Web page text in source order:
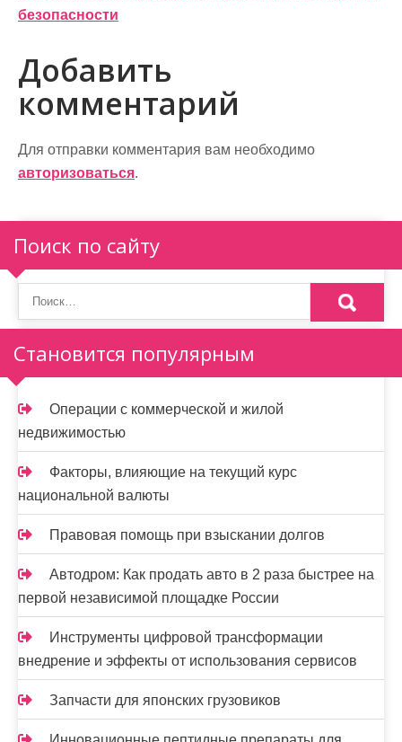
и
г
а
ц
и
я
п
о
з
а
п
и
с
я
м
безопасности
Добавить
комментарий
Для отправки комментария вам необходимо
авторизоваться.
Поиск по сайту
Становится популярным
Операции с коммерческой и жилой
недвижимостью
Факторы, влияющие на текущий курс
национальной валюты
Правовая помощь при взыскании долгов
Автодром: Как продать авто в 2 раза быстрее на
первой независимой площадке России
Инструменты цифровой трансформации
внедрение и эффекты от использования сервисов
Запчасти для японских грузовиков